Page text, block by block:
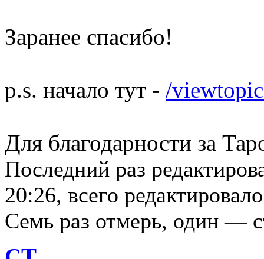
Заранее спасибо!
p.s. начало тут - /
Для благодарности за
Последний раз
20:26, всего
Семь раз отмерь, один —